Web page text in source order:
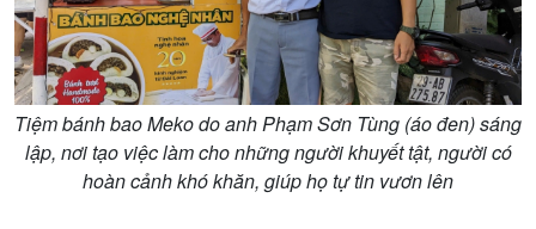
Tiệm bánh bao Meko do anh Phạm Sơn Tùng (áo đen) sáng
lập, nơi tạo việc làm cho những người khuyết tật, người có
hoàn cảnh khó khăn, giúp họ tự tin vươn lên